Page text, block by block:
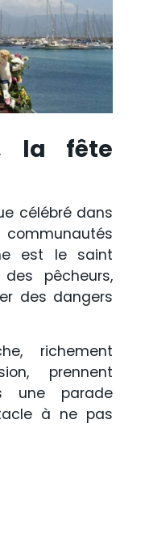
la fête
célébré dans
est le saint
pêcheurs,
des dangers
richement
prennent
une parade
à ne pas